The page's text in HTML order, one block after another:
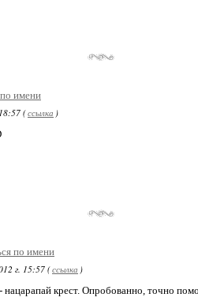
имени
(ссылка )
по имени
г. 15:57 (ссылка )
крест. Опробованно, точно